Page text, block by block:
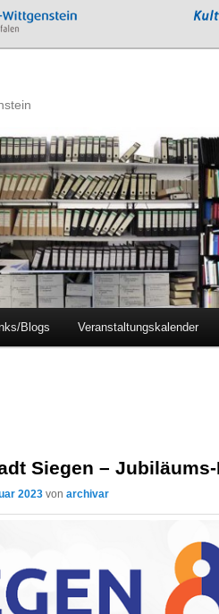
Blogs Veranstaltungskalender
Siegen –
2023 vonarchivar